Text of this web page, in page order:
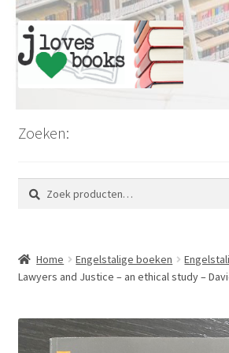
Ga
door
naar
Ga
naar
de
Koopjesmarkt
Romans en literatuur
Thrillers en misdaad
Zoeken:
Zoeken
naar:
Zoeken
Home Engelstalige boeken
Lawyers and Justice – an ethical study –